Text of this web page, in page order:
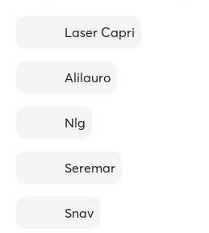
Laser Capri
Alilauro
Nlg
Seremar
Snav